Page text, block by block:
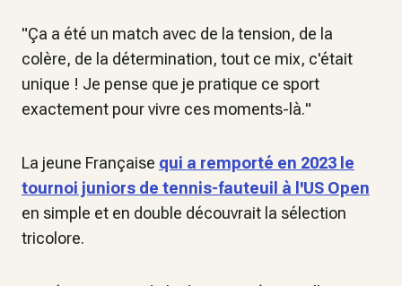
"Ça a été un match avec de la tension, de la
colère, de la détermination, tout ce mix, c'était
unique ! Je pense que je pratique ce sport
exactement pour vivre ces moments-là."
La jeune Française qui a remporté en 2023 le
tournoi juniors de tennis-fauteuil à l'US Open
en simple et en double découvrait la sélection
tricolore.